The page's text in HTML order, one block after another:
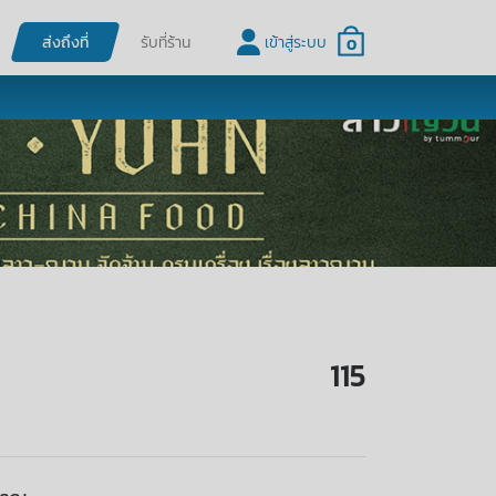
เข้าสู่ระบบ 0
ส่งถึงที่ รับที่ร้าน
115